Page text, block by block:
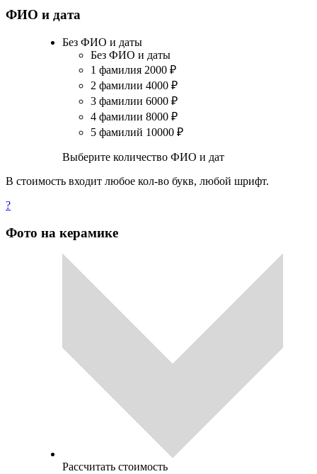
ФИО и дата
Без ФИО и даты
Без ФИО и даты
1 фамилия 2000 ₽
2 фамилии 4000 ₽
3 фамилии 6000 ₽
4 фамилии 8000 ₽
5 фамилий 10000 ₽
Выберите количество ФИО и дат
В стоимость входит любое кол-во букв, любой шрифт.
?
Фото на керамике
Рассчитать стоимость